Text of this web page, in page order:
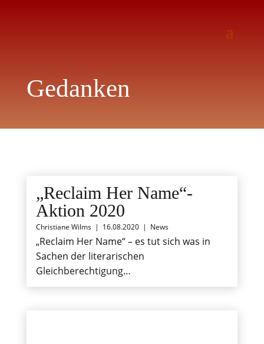
Gedanken
„Reclaim Her Name“-
Aktion 2020
Christiane Wilms | 16.08.2020 | News
„Reclaim Her Name“ – es tut sich was in
Sachen der literarischen
Gleichberechtigung…